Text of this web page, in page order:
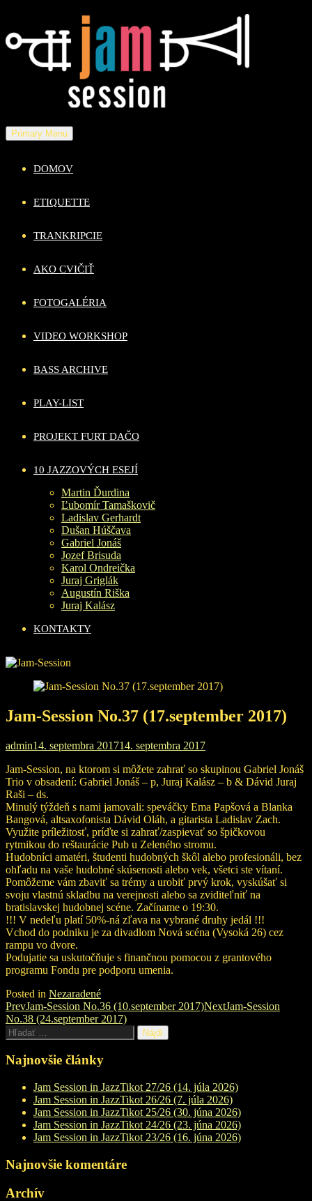
to
content
Primary Menu
DOMOV
ETIQUETTE
TRANKRIPCIE
AKO CVIČIŤ
FOTOGALÉRIA
VIDEO WORKSHOP
BASS ARCHIVE
PLAY-LIST
PROJEKT FURT DAČO
10 JAZZOVÝCH ESEJÍ
Martin Ďurdina
Ľubomír Tamaškovič
Ladislav Gerhardt
Dušan Húščava
Gabriel Jonáš
Jozef Brisuda
Karol Ondreička
Juraj Griglák
Augustín Riška
Juraj Kalász
KONTAKTY
Jam-Session No.37 (17.september 2017)
admin14. septembra 201714. septembra 2017
Jam-Session, na ktorom si môžete zahrať so skupinou Gabriel Jonáš
Trio v obsadení: Gabriel Jonáš – p, Juraj Kalász – b & Dávid Juraj
Raši – ds.
Minulý týždeň s nami jamovali: speváčky Ema Papšová a Blanka
Bangová, altsaxofonista Dávid Oláh, a gitarista Ladislav Zach.
Využite príležitosť, príďte si zahrať/zaspievať so špičkovou
rytmikou do reštaurácie Pub u Zeleného stromu.
Hudobníci amatéri, študenti hudobných škôl alebo profesionáli, bez
ohľadu na vaše hudobné skúsenosti alebo vek, všetci ste vítaní.
Pomôžeme vám zbaviť sa trémy a urobiť prvý krok, vyskúšať si
svoju vlastnú skladbu na verejnosti alebo sa zviditeľniť na
bratislavskej hudobnej scéne. Začíname o 19:30.
!!! V nedeľu platí 50%-ná zľava na vybrané druhy jedál !!!
Vchod do podniku je za divadlom Nová scéna (Vysoká 26) cez
rampu vo dvore.
Podujatie sa uskutočňuje s finančnou pomocou z grantového
programu Fondu pre podporu umenia.
Posted in Nezaradené
Post
navigation
PrevJam-Session No.36 (10.september 2017)NextJam-Session
No.38 (24.september 2017)
Hľadať:
Najnovšie články
Jam Session in JazzTikot 27/26 (14. júla 2026)
Jam Session in JazzTikot 26/26 (7. júla 2026)
Jam Session in JazzTikot 25/26 (30. júna 2026)
Jam Session in JazzTikot 24/26 (23. júna 2026)
Jam Session in JazzTikot 23/26 (16. júna 2026)
Najnovšie komentáre
Archív